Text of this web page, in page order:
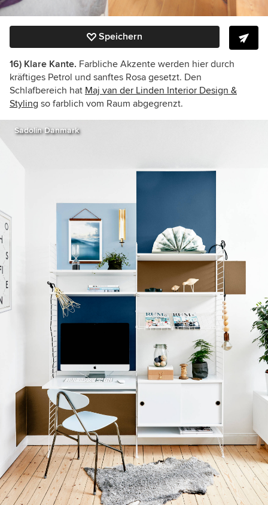
Speichern
16) Klare Kante. Farbliche Akzente werden hier durch
kräftiges Petrol und sanftes Rosa gesetzt. Den
Schlafbereich hat Maj van der Linden Interior Design &
Styling so farblich vom Raum abgegrenzt.
Sadolin Danmark